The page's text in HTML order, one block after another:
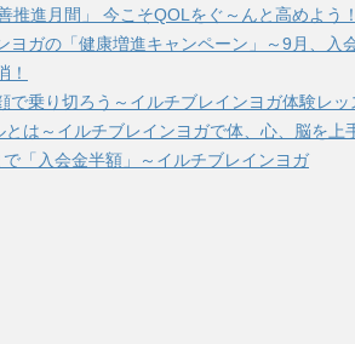
進月間」 今こそQOLをぐ～んと高めよう！
ガの「健康増進キャンペーン」～9月、入
！
乗り切ろう～イルチブレインヨガ体験レ
は～イルチブレインヨガで体、心、脳を上
「入会金半額」～イルチブレインヨガ